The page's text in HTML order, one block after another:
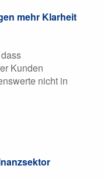
mehr Klarheit
Kunden
nicht in